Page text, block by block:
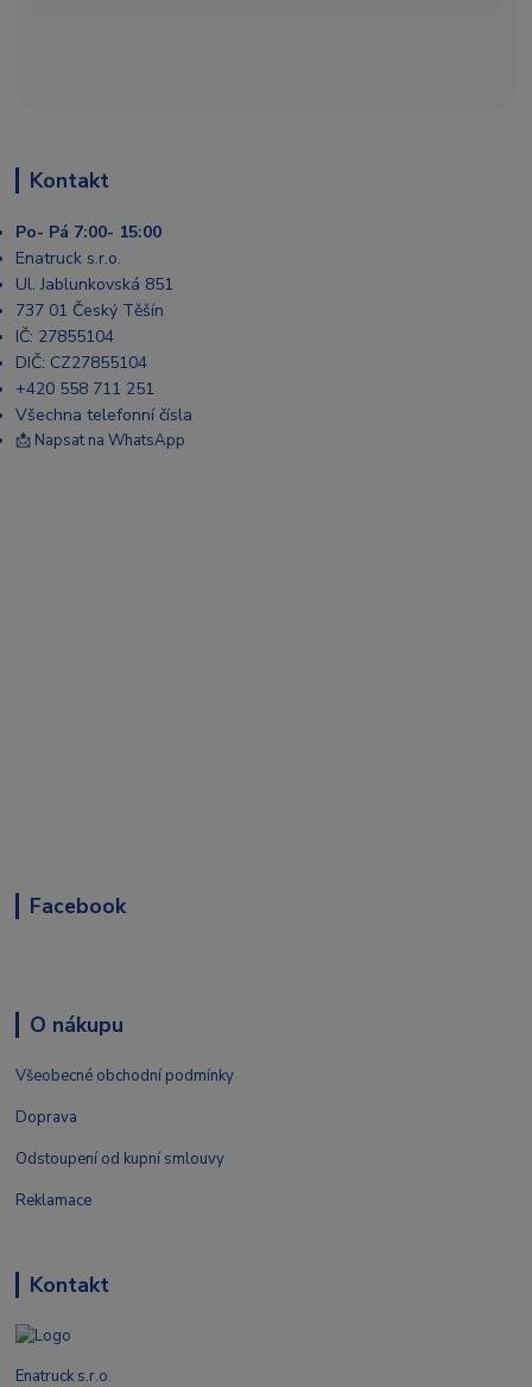
Kontakt
Po- Pá 7:00- 15:00
Enatruck s.r.o.
Ul. Jablunkovská 851
737 01 Český Těšín
IČ: 27855104
DIČ: CZ27855104
+420 558 711 251
Všechna telefonní čísla
📩 Napsat na WhatsApp
Facebook
O nákupu
Všeobecné obchodní podmínky
Doprava
Odstoupení od kupní smlouvy
Reklamace
Kontakt
Enatruck s.r.o.